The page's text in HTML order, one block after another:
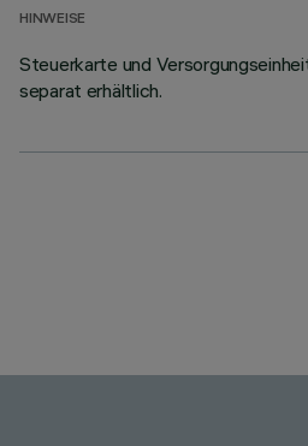
HINWEISE
Steuerkarte und
separat erhältlich.